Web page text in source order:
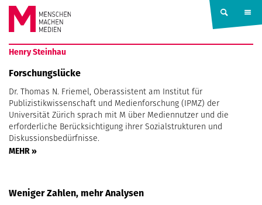
Springe zum Inhalt
MENSCHEN
MACHEN
MEDIEN
Henry Steinhau
Forschungslücke
Dr. Thomas N. Friemel, Oberassistent am Institut für
Publizistikwissenschaft und Medienforschung (IPMZ) der
Universität Zürich sprach mit M über Mediennutzer und die
erforderliche Berücksichtigung ihrer Sozialstrukturen und
Diskussionsbedürfnisse.
MEHR »
Weniger Zahlen, mehr Analysen